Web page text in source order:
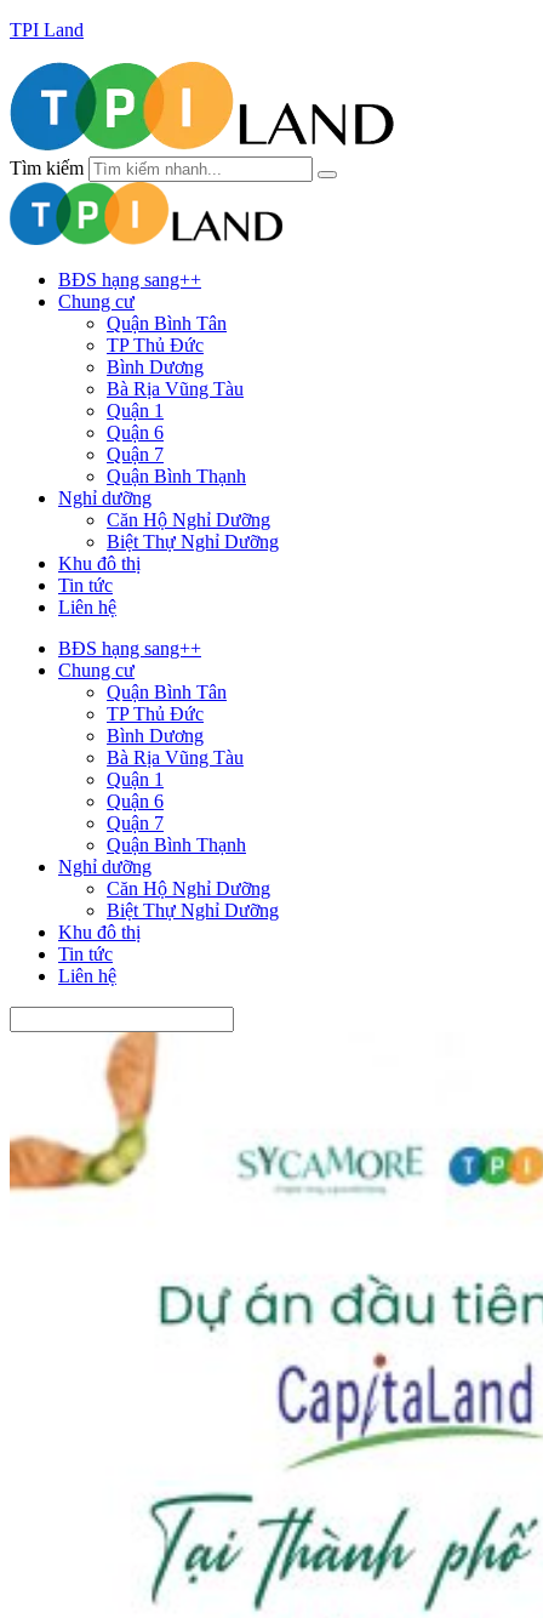
TPI Land
Tìm kiếm
BĐS hạng sang++
Chung cư
Quận Bình Tân
TP Thủ Đức
Bình Dương
Bà Rịa Vũng Tàu
Quận 1
Quận 6
Quận 7
Quận Bình Thạnh
Nghỉ dưỡng
Căn Hộ Nghỉ Dưỡng
Biệt Thự Nghỉ Dưỡng
Khu đô thị
Tin tức
Liên hệ
BĐS hạng sang++
Chung cư
Quận Bình Tân
TP Thủ Đức
Bình Dương
Bà Rịa Vũng Tàu
Quận 1
Quận 6
Quận 7
Quận Bình Thạnh
Nghỉ dưỡng
Căn Hộ Nghỉ Dưỡng
Biệt Thự Nghỉ Dưỡng
Khu đô thị
Tin tức
Liên hệ